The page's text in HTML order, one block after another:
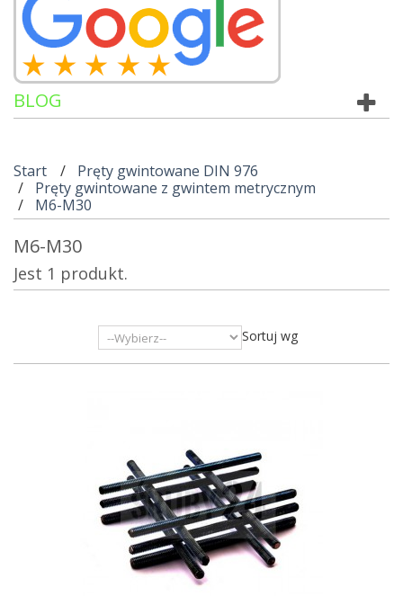
BLOG
Start
Pręty gwintowane DIN 976
Pręty gwintowane z gwintem metrycznym
M6-M30
M6-M30
Jest 1 produkt.
Sortuj wg